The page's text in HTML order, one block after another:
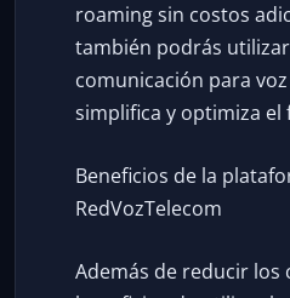
roaming sin costos
también podrás
comunicación para
simplifica y optimiza el
Beneficios de la
RedVozTelecom
Además de reducir los